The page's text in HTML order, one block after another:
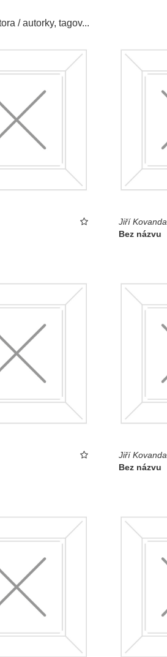
/ autorky, tagov...
Jiří Kovanda
Bez názvu
Jiří Kovanda
Bez názvu